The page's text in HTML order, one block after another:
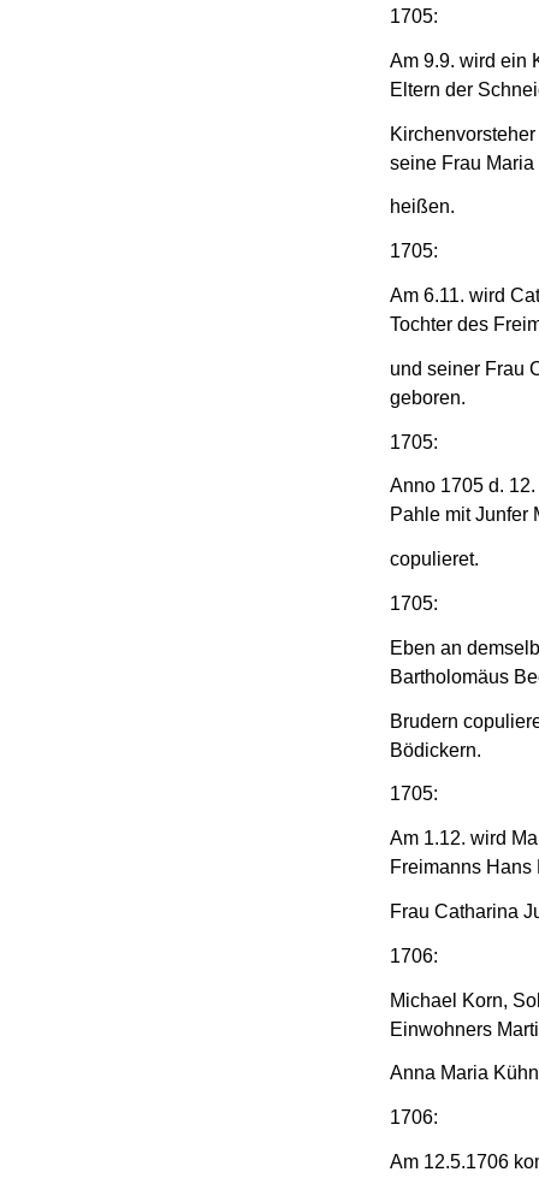
1705:
Am 9.9. wird ein
Eltern der
seine Frau
heißen.
1705:
Am 6.11. wird
Tochter des
und seiner Frau
geboren.
1705:
Anno 1705 d.
Pahle mit Junfer
copulieret.
1705:
Eben an
Bartholomäus
Brudern
Bödickern.
1705:
Am 1.12. wird
Freimanns
Frau Catharina
1706:
Michael Korn,
Einwohners
Anna Maria
1706:
Am 12.5.1706